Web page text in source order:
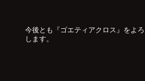
今後とも『ゴエティアクロス』をよ
します。